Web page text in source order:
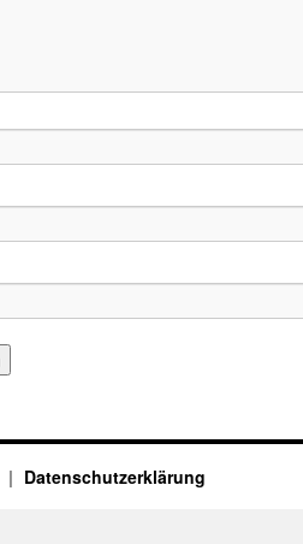
Datenschutzerklärung